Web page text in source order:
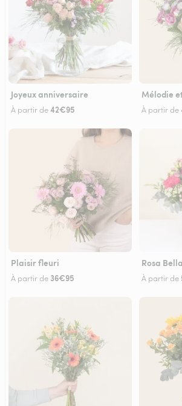
Joyeux anniversaire
À partir de42€95
Mélodie
À partir de
Plaisir fleuri
À partir de 36€95
Rosa
À partir de